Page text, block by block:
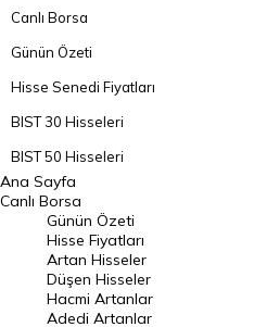
Canlı Borsa
Günün Özeti
Hisse Senedi Fiyatları
BIST 30 Hisseleri
BIST 50 Hisseleri
BIST 100 Hisseleri
En Çok Artan Hisseler
En Çok Düşen Hisseler
Hacmi Artanlar
Ana Sayfa
Canlı Borsa
Günün Özeti
Hisse Fiyatları
Artan Hisseler
Düşen Hisseler
Hacmi Artanlar
Adedi Artanlar